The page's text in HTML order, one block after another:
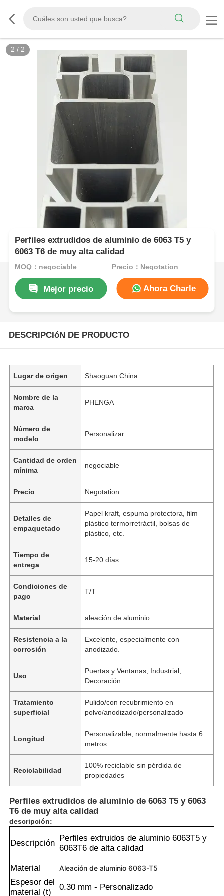
2 / 2
Perfiles extrudidos de aluminio de 6063 T5 y
6063 T6 de muy alta calidad
MOQ：negociable Precio：Negotation
Mejor precio Ahora Charle
DESCRIPCIóN DE PRODUCTO
Lugar de origen Shaoguan.China
Nombre de la
marca
PHENGA
Número de
modelo
Personalizar
Cantidad de orden
mínima
negociable
Precio Negotation
Detalles de
empaquetado
Papel kraft, espuma protectora, film
plástico termorretráctil, bolsas de
plástico, etc.
Tiempo de
entrega
15-20 días
Condiciones de
pago
T/T
Material aleación de aluminio
Resistencia a la
corrosión
Excelente, especialmente con
anodizado.
Uso
Puertas y Ventanas, Industrial,
Decoración
Tratamiento
superficial
Pulido/con recubrimiento en
polvo/anodizado/personalizado
Longitud
Personalizable, normalmente hasta 6
metros
Reciclabilidad
100% reciclable sin pérdida de
propiedades
Perfiles extrudidos de aluminio de 6063 T5 y 6063
T6 de muy alta calidad
descripción:
Descripción
Perfiles extruidos de aluminio 6063T5 y
6063T6 de alta calidad
Material Aleación de aluminio 6063-T5
Espesor del
material (t)
0.30 mm - Personalizado